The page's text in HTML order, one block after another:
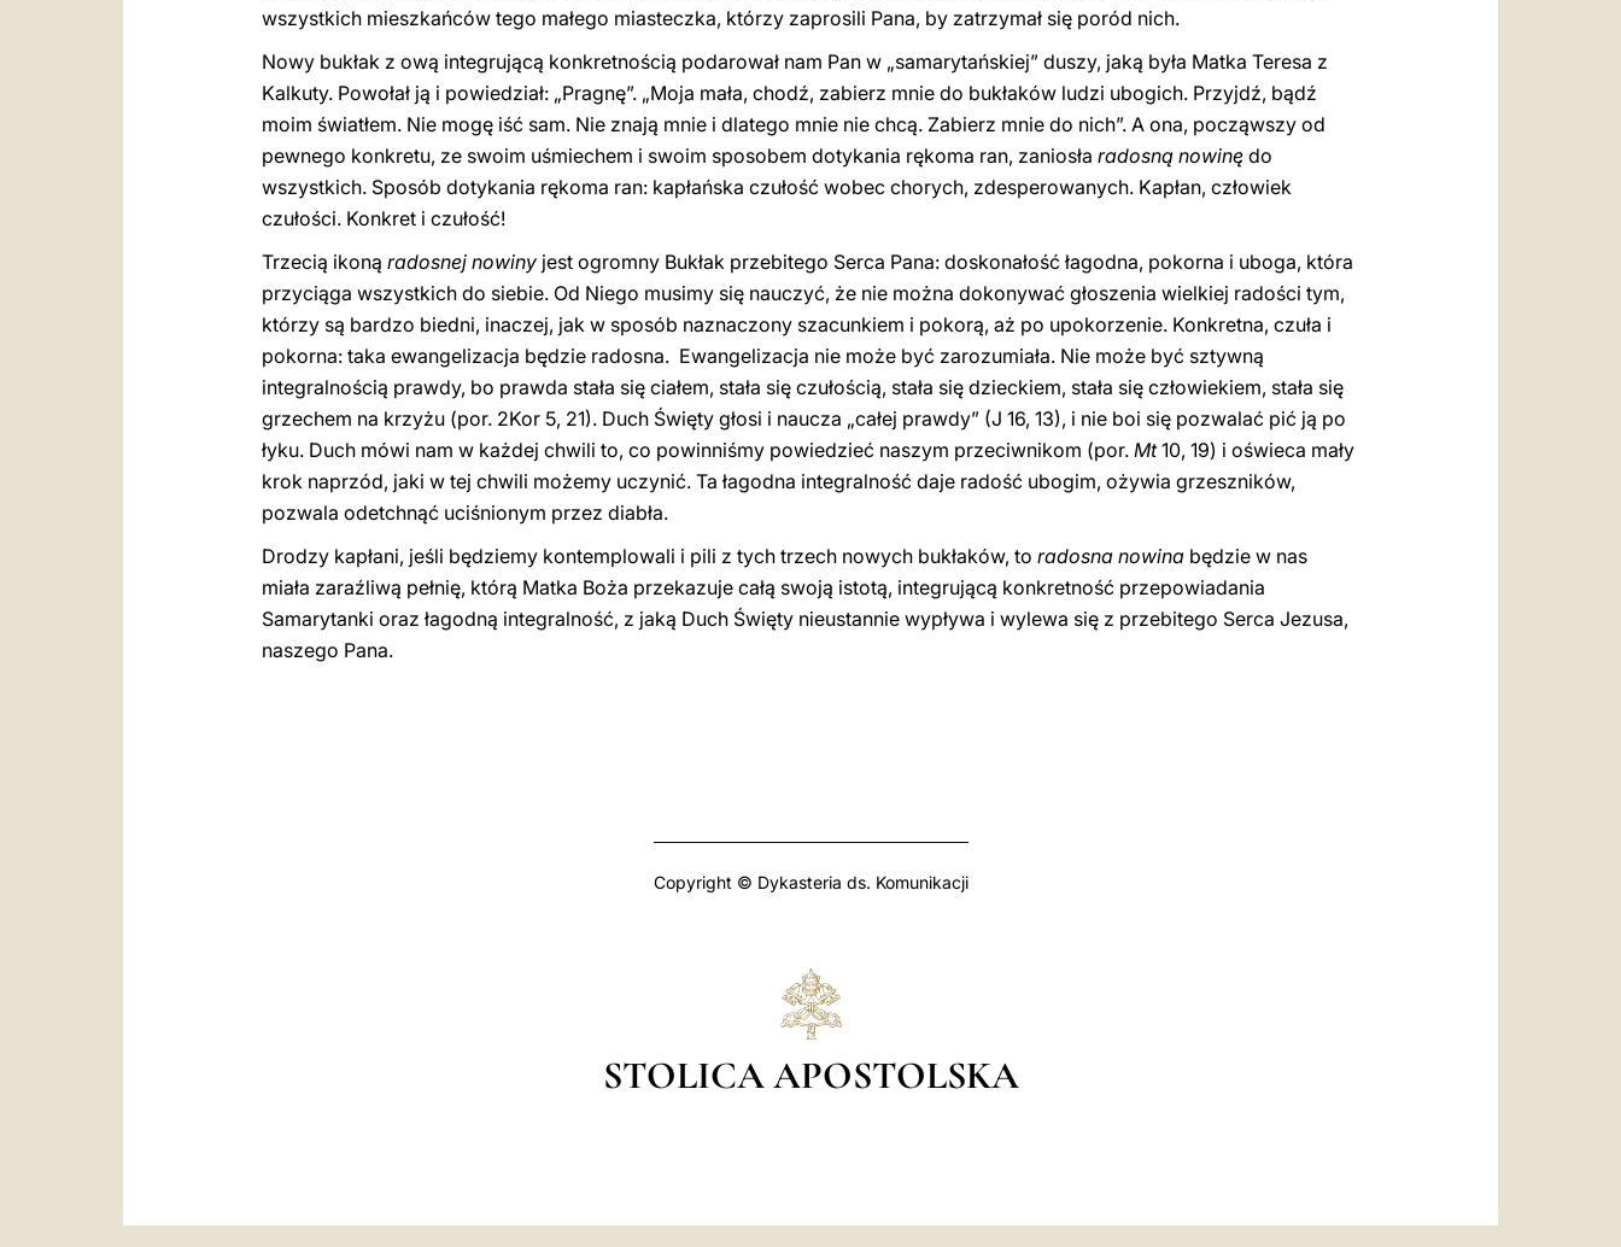
wszystkich mieszkańców tego małego miasteczka, którzy zaprosili Pana, by zatrzymał się poród nich.
Nowy bukłak z ową integrującą konkretnością podarował nam Pan w „samarytańskiej” duszy, jaką była Matka Teresa z
Kalkuty. Powołał ją i powiedział: „Pragnę”. „Moja mała, chodź, zabierz mnie do bukłaków ludzi ubogich. Przyjdź, bądź
moim światłem. Nie mogę iść sam. Nie znają mnie i dlatego mnie nie chcą. Zabierz mnie do nich”. A ona, począwszy od
pewnego konkretu, ze swoim uśmiechem i swoim sposobem dotykania rękoma ran, zaniosła radosną nowinę do
wszystkich. Sposób dotykania rękoma ran: kapłańska czułość wobec chorych, zdesperowanych. Kapłan, człowiek
czułości. Konkret i czułość!
Trzecią ikoną radosnej nowiny jest ogromny Bukłak przebitego Serca Pana: doskonałość łagodna, pokorna i uboga, która
przyciąga wszystkich do siebie. Od Niego musimy się nauczyć, że nie można dokonywać głoszenia wielkiej radości tym,
którzy są bardzo biedni, inaczej, jak w sposób naznaczony szacunkiem i pokorą, aż po upokorzenie. Konkretna, czuła i
pokorna: taka ewangelizacja będzie radosna. Ewangelizacja nie może być zarozumiała. Nie może być sztywną
integralnością prawdy, bo prawda stała się ciałem, stała się czułością, stała się dzieckiem, stała się człowiekiem, stała się
grzechem na krzyżu (por. 2Kor 5, 21). Duch Święty głosi i naucza „całej prawdy” (J 16, 13), i nie boi się pozwalać pić ją po
łyku. Duch mówi nam w każdej chwili to, co powinniśmy powiedzieć naszym przeciwnikom (por. Mt10, 19) i oświeca mały
krok naprzód, jaki w tej chwili możemy uczynić. Ta łagodna integralność daje radość ubogim, ożywia grzeszników,
pozwala odetchnąć uciśnionym przez diabła.
Drodzy kapłani, jeśli będziemy kontemplowali i pili z tych trzech nowych bukłaków, to radosna nowina będzie w nas
miała zaraźliwą pełnię, którą Matka Boża przekazuje całą swoją istotą, integrującą konkretność przepowiadania
Samarytanki oraz łagodną integralność, z jaką Duch Święty nieustannie wypływa i wylewa się z przebitego Serca Jezusa,
naszego Pana.
Copyright © Dykasteria ds. Komunikacji
STOLICA APOSTOLSKA